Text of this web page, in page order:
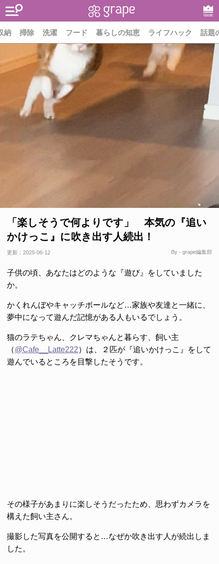
RANK
納 掃除 洗濯 フード 暮らしの知恵 ライフハック 話題
「楽しそうで何よりです」 本気の『追い
かけっこ』に吹き出す人続出！
更新： 2025-06-12 By - grape編集部
子供の頃、あなたはどのような『遊び』をしていました
か。
かくれんぼやキャッチボールなど…家族や友達と一緒に、
夢中になって遊んだ記憶がある人もいるでしょう。
猫のラテちゃん、クレマちゃんと暮らす、飼い主
（@Cafe__Latte222）は、２匹が『追いかけっこ』をして
遊んでいるところを目撃したそうです。
その様子があまりに楽しそうだったため、思わずカメラを
構えた飼い主さん。
撮影した写真を公開すると…なぜか吹き出す人が続出しま
した。